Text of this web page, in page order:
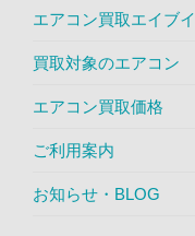
エアコン買取エイブイ
買取対象のエアコン
エアコン買取価格
ご利用案内
お知らせ・BLOG